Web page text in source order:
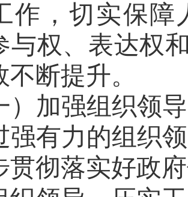
作，切实保障
与权、表达权
断提升。
）加强组织领
强有力的组织
贯彻落实好政